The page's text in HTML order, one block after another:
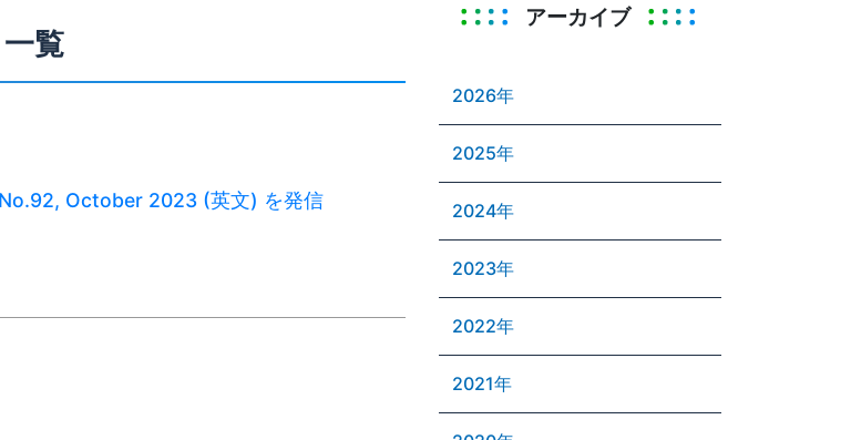
覧
October 2023 (英文) を発信
アーカイブ
2026年
2025年
2024年
2023年
2022年
2021年